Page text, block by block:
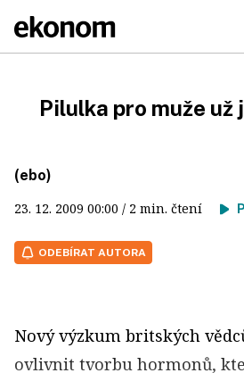
Pilulka pro muže už
(ebo)
23. 12. 2009 00:00 / 2 min. čtení
ODEBÍRAT AUTORA
Nový výzkum britských
ovlivnit tvorbu hormonů,